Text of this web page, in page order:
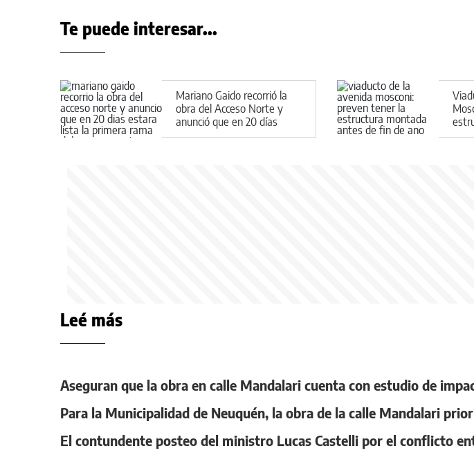
Te puede interesar...
Mariano Gaido recorrió la
obra del Acceso Norte y
anunció que en 20 días
estará lista la primera rama
de
Leé más
Aseguran que la obra en calle Mandalari cuenta con estudio de
Para la Municipalidad de Neuquén, la obra de la calle Mandalari
El contundente posteo del ministro Lucas Castelli por el conflicto